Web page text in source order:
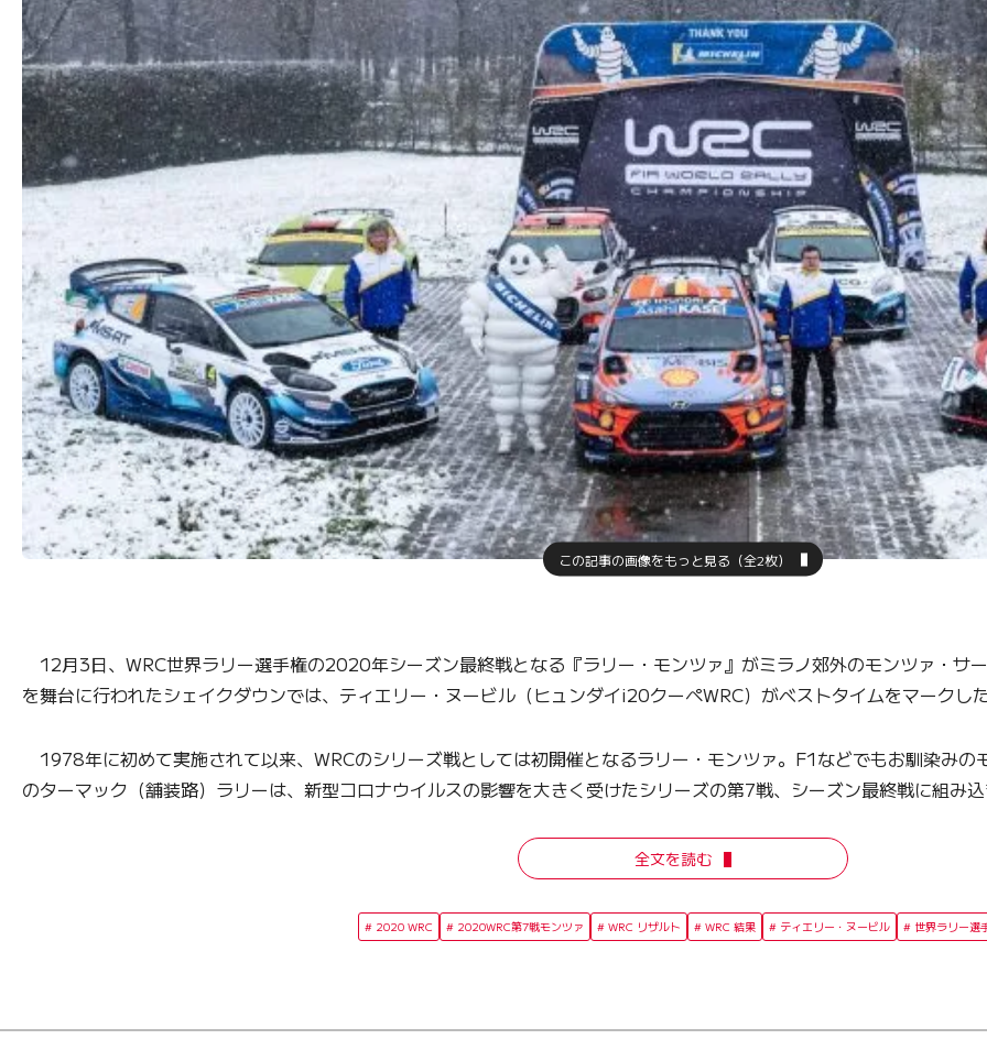
この記事の画像をもっと見る（全2枚）
12月3日、WRC世界ラリー選手権の2020年シーズン最終戦となる『ラリー・モンツァ』がミラノ郊外のモンツァ・サ
を舞台に行われたシェイクダウンでは、ティエリー・ヌービル（ヒュンダイi20クーペWRC）がベストタイムをマークし
1978年に初めて実施されて以来、WRCのシリーズ戦としては初開催となるラリー・モンツァ。F1などでもお馴染みの
のターマック（舗装路）ラリーは、新型コロナウイルスの影響を大きく受けたシリーズの第7戦、シーズン最終戦に組み
全文を読む
2020 WRC 2020WRC第7戦モンツァ WRC リザルト WRC 結果 ティエリー・ヌービル 世界ラリー選